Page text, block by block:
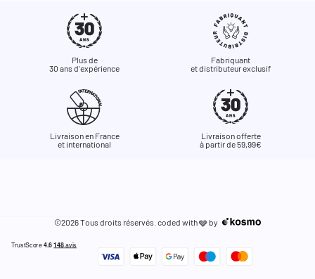
Plus de
30 ans d'expérience
Fabriquant
et distributeur exclusif
Livraison en France
et international
Livraison offerte
à partir de 59,99€
©2026 Tous droits réservés. coded with🩶 by